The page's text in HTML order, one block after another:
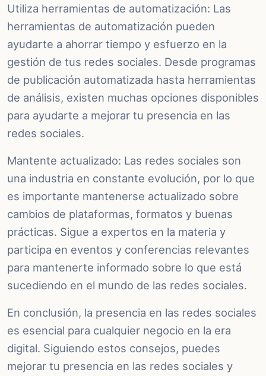
Utiliza herramientas de automatización: Las
herramientas de automatización pueden
ayudarte a ahorrar tiempo y esfuerzo en la
gestión de tus redes sociales. Desde programas
de publicación automatizada hasta herramientas
de análisis, existen muchas opciones disponibles
para ayudarte a mejorar tu presencia en las
redes sociales.
Mantente actualizado: Las redes sociales son
una industria en constante evolución, por lo que
es importante mantenerse actualizado sobre
cambios de plataformas, formatos y buenas
prácticas. Sigue a expertos en la materia y
participa en eventos y conferencias relevantes
para mantenerte informado sobre lo que está
sucediendo en el mundo de las redes sociales.
En conclusión, la presencia en las redes sociales
es esencial para cualquier negocio en la era
digital. Siguiendo estos consejos, puedes
mejorar tu presencia en las redes sociales y